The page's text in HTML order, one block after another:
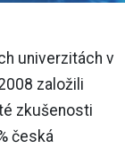
univerzitách v
založili
zkušenosti
česká